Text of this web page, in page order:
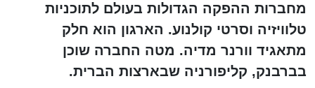
מחברות ההפקה הגדולות בעולם לתוכניות
טלוויזיה וסרטי קולנוע. הארגון הוא חלק
מתאגיד וורנר מדיה. מטה החברה שוכן
בברבנק, קליפורניה שבארצות הברית.